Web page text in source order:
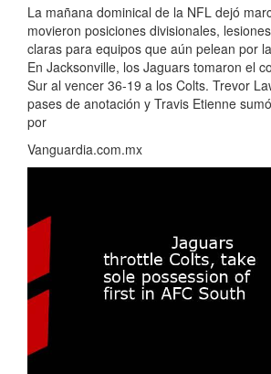
La mañana dominical de la NFL dejó
movieron posiciones divisionales,
claras para equipos que aún pelean por
En Jacksonville, los Jaguars tomaron el
Sur al vencer 36-19 a los Colts. Trevor
pases de anotación y Travis Etienne
por
Vanguardia.com.mx